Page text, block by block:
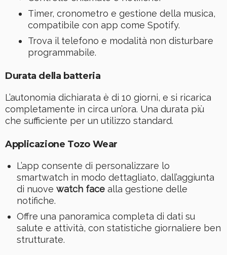
Timer, cronometro e gestione della musica,
compatibile con app come Spotify.
Trova il telefono e modalità non disturbare
programmabile.
Durata della batteria
L’autonomia dichiarata è di 10 giorni, e si ricarica
completamente in circa un’ora. Una durata più
che sufficiente per un utilizzo standard.
Applicazione Tozo Wear
L’app consente di personalizzare lo
smartwatch in modo dettagliato, dall’aggiunta
di nuove watch facealla gestione delle
notifiche.
Offre una panoramica completa di dati su
salute e attività, con statistiche giornaliere ben
strutturate.